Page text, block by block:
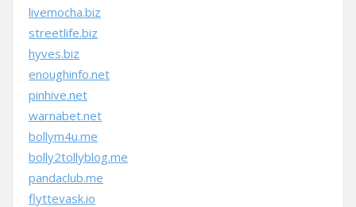
livemocha.biz
streetlife.biz
hyves.biz
enoughinfo.net
pinhive.net
warnabet.net
bollym4u.me
bolly2tollyblog.me
pandaclub.me
flyttevask.io